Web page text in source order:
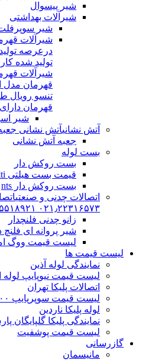
شیر پیسوال
شیرآلات بهداشتی
شیر
شیرآلات
درعرصه
شیرآلات
قهرمان مدل
تنسو رویال
قهرمان دارای ضمانت۵ساله میباشند پس از اتمام ضمانت نامه
شیر
آتش نشانیآتش نشانی جعبه اتش
جعبه آتش نشانی
بست لوله
بست روکش دار
قیمت بست هیلتی hilti
بست روکش دار nts
اتصالات چدنی و صنعتی
۰۲۱٫۲۲۳۱۶۵۷۳ ۰۹۱۲۵۵۱۸۹۲۱
زانو چدنی فلنچدار
شیر پروانه ای فلنچ
لیست قیمت ووگ
لیست قیمت ها
نمایندگی لوله آذین
لیست قیمت نیوپایپ لوله
اتصالات پلیکا تهران
لیست قیمت سوپرپایپ ۱۴۰۰ ارایه بیشترین تخفیف ممکن
لوله پلیکا ناردین
نمایندگی پلیکا گلپایگان
لیست قیمت پوشفیت
گازرسانی
مانیسمان